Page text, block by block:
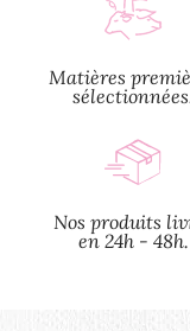
Matières
Nos produits
en 24h - 48h.